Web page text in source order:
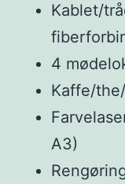
Kablet/
4
Kaffe/
A3)